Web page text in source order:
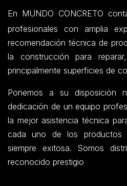
En MUNDO CONCRETO
profesionales con amplia
recomendación técnica de
la construcción para
principalmente superficies de
Ponemos a su disposición
dedicación de un equipo
la mejor asistencia técnica
cada uno de los productos
siempre exitosa. Somos
reconocido prestigio